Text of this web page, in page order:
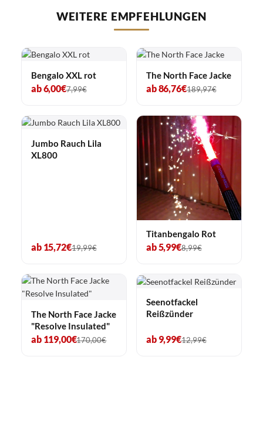
WEITERE EMPFEHLUNGEN
Bengalo XXL rot
ab 6,00€7,99€
The North Face Jacke
ab 86,76€189,97€
Jumbo Rauch Lila
XL800
ab 15,72€19,99€
Titanbengalo Rot
ab 5,99€8,99€
The North Face Jacke
"Resolve Insulated"
ab 119,00€170,00€
Seenotfackel
Reißzünder
ab 9,99€12,99€